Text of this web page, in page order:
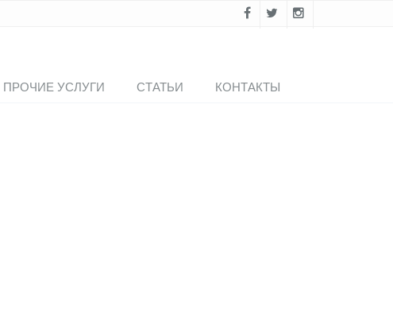
ПРОЧИЕ УСЛУГИ СТАТЬИ КОНТАКТЫ